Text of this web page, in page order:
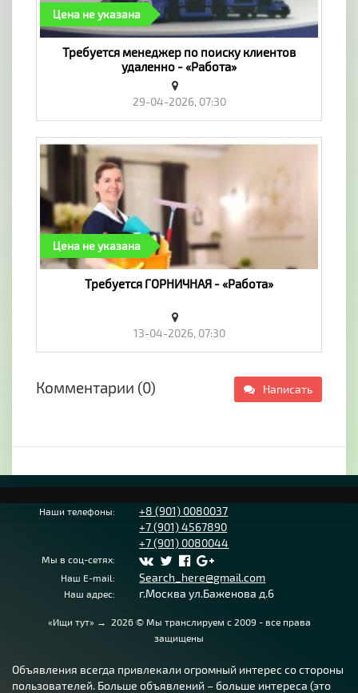
Цена не указана
Требуется менеджер по поиску клиентов
удаленно - «Работа»
29-04-2026, 07:30
Цена не указана
Требуется ГОРНИЧНАЯ - «Работа»
13-04-2026, 07:30
Комментарии (0) Написать
Наши телефоны:
+8 (901) 0080037
+7 (901) 4567890
+7 (901) 0080044
Мы в соц-сетях:
Наш E-mail:
Search_here@gmail.com
Наш адрес: г.Москва ул.Баженова д.6
«Ищи тут» → 2026© Мы транслируем с 2009 - все права
защищены
Объявления всегда привлекали огромный интерес со стороны
пользователей. Больше объявлений – больше интереса (это